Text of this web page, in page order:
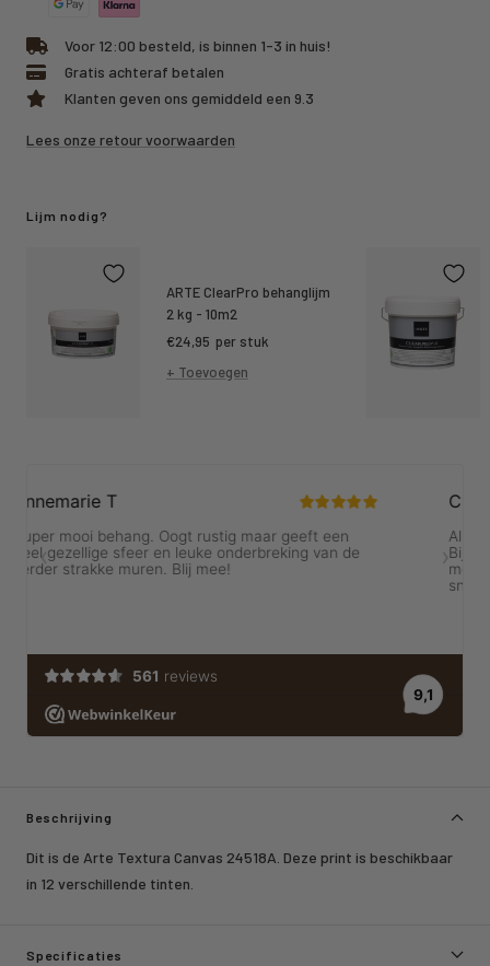
Voor 12:00 besteld, is binnen 1-3 in huis!
Gratis achteraf betalen
Klanten geven ons gemiddeld een 9.3
Lees onze retour voorwaarden
Beschrijving
Dit is de Arte Textura Canvas 24518A. Deze print is beschikbaar
in 12 verschillende tinten.
Specificaties
Lijm nodig?
ARTE ClearPro behanglijm
2 kg - 10m2
Kortings
prijs
€24,95 per stuk
+ Toevoegen